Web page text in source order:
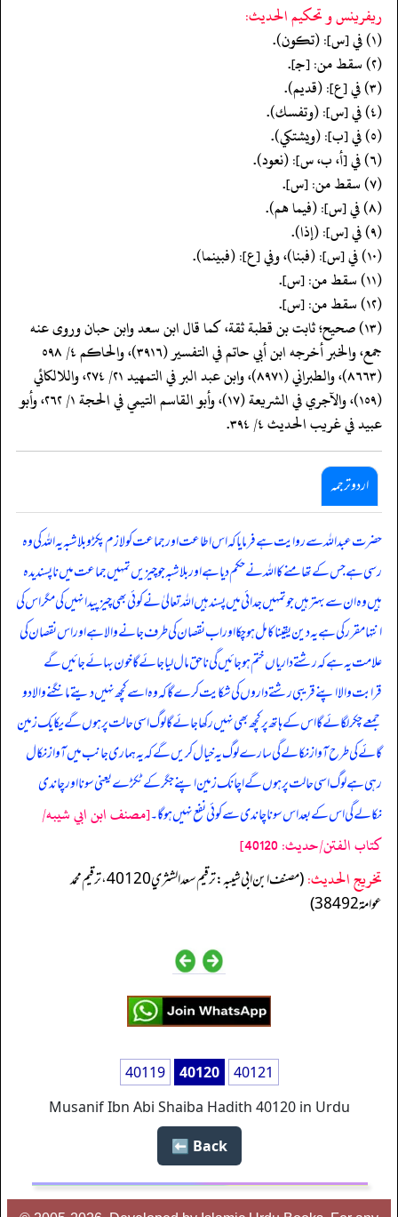
ريفرينس و تحكيم الحدیث:
(١) في [س]: (تكون).
(٢) سقط من: [جـ].
(٣) في [ع]: (قديم).
(٤) في [س]: (وتفسك).
(٥) في [ب]: (ويشتكي).
(٦) في [أ، ب، س]: (نعود).
(٧) سقط من: [س].
(٨) في [س]: (فيما هم).
(٩) في [س]: (إذا).
(١٠) في [س]: (فبنا)، وفي [ع]: (فبينما).
(١١) سقط من: [س].
(١٢) سقط من: [س].
(١٣) صحيح؛ ثابت بن قطبة ثقة، كما قال ابن سعد وابن حبان وروى عنه
جمع، والخبر أخرجه ابن أبي حاتم في التفسير (٣٩١٦)، والحاكم ٤/ ٥٩٨
(٨٦٦٣)، والطبراني (٨٩٧١)، وابن عبد البر في التمهيد ٢١/ ٢٧٤، واللالكائي
(١٥٩)، والآجري في الشريعة (١٧)، وأبو القاسم التيمي في الحجة ١/ ٢٦٢، وأبو
عبيد في غريب الحديث ٤/ ٣٩٤.
اردو ترجمہ
حضرت عبداللہ سے روایت ہے فرمایا کہ اس اطاعت اور جماعت کو لازم پکڑو بلاشبہ یہ اللہ کی وہ
رسی ہے جس کے تھامنے کا اللہ نے حکم دیا ہے اور بلاشبہ جو چیزیں تمہیں جماعت میں ناپسندیدہ
ہیں وہ ان سے بہتر ہیں جو تمہیں جدائی میں پسند ہیں اللہ تعالیٰ نے کوئی بھی چیز پیدا نہیں کی مگر اس کی
انتہا مقرر کی ہے یہ دین یقینا کا مل ہوچکا اور اب نقصان کی طرف جانے والا ہے اور اس نقصان کی
علامت یہ ہے کہ رشتے داریاں ختم ہوجائیں گی ناحق مال لیا جائے گا خون بہائے جائیں گے
قرابت والا اپنے قریبی رشتے داروں کی شکایت کرے گا کہ وہ اسے کچھ نہیں دیتے مانگنے والا دو
جمعے چکر لگائے گا اس کے ہاتھ پر کچھ بھی نہیں رکھا جائے گا لوگ اسی حالت پر ہوں گے یکایک زمین
گائے کی طرح آواز نکالے گی سارے لوگ یہ خیال کریں گے کہ یہ ہماری جانب میں آواز نکال
رہی ہے لوگ اسی حالت پر ہوں گے اچانک زمین اپنے جگر کے ٹکڑے یعنی سونا اور چاندی
نکالے گی اس کے بعد اس سونا چاندی سے کوئی نفع نہیں ہوگا۔[مصنف ابن ابي شيبه/
كتاب الفتن/حدیث: 40120]
تخریج الحدیث:
(مصنف ابن ابي شيبه: ترقيم سعد الشثري 40120، ترقيم محمد
عوامة 38492)
40119 40120
40121
Musanif Ibn Abi Shaiba Hadith 40120 in Urdu
Back ⬅️